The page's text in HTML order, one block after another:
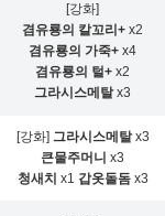
[강화]
겸유룡의 칼꼬리+ x2
겸유룡의 가죽+ x4
겸유룡의 털+ x2
그라시스메탈x3
[강화] 그라시스메탈x3
큰물주머니 x3
청새치 x1 갑옷돌돔x3